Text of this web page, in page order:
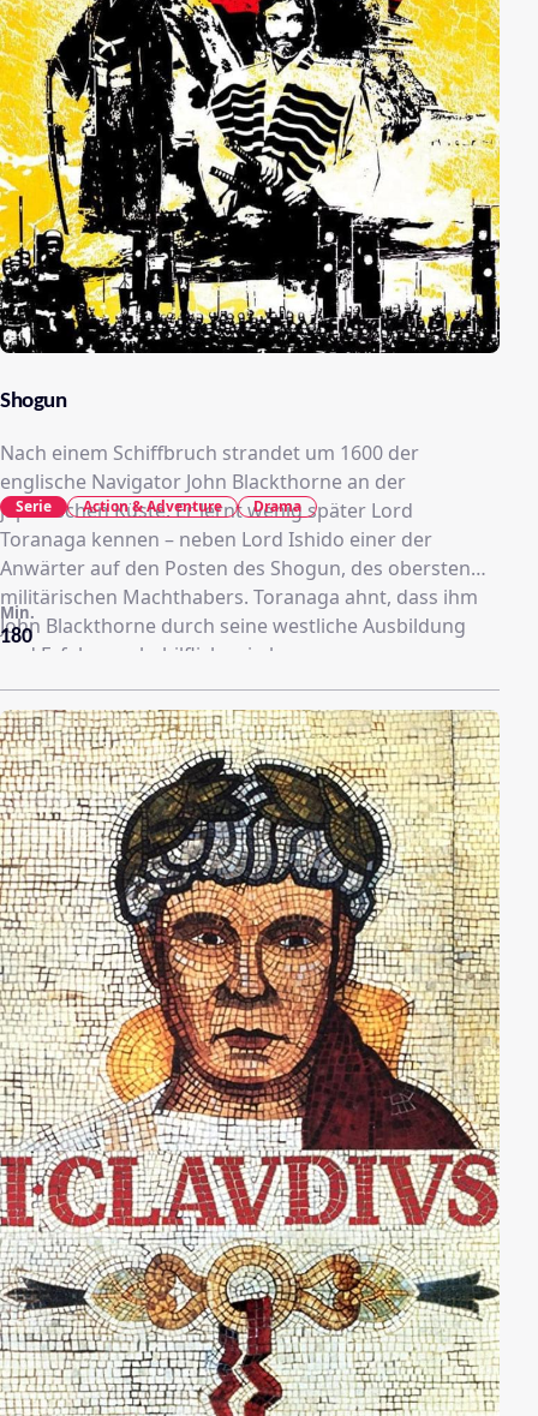
Shogun
Nach einem Schiffbruch strandet um 1600 der
englische Navigator John Blackthorne an der
japanischen Küste. Er lernt wenig später Lord
Toranaga kennen – neben Lord Ishido einer der
Anwärter auf den Posten des Shogun, des obersten
militärischen Machthabers. Toranaga ahnt, dass ihm
John Blackthorne durch seine westliche Ausbildung
und Erfahrung behilflich sein kann...
180
Min.
Serie Action & Adventure Drama